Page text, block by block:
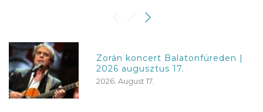
Zorán koncert Balatonfüreden |
2026 augusztus 17.
2026. August 17.